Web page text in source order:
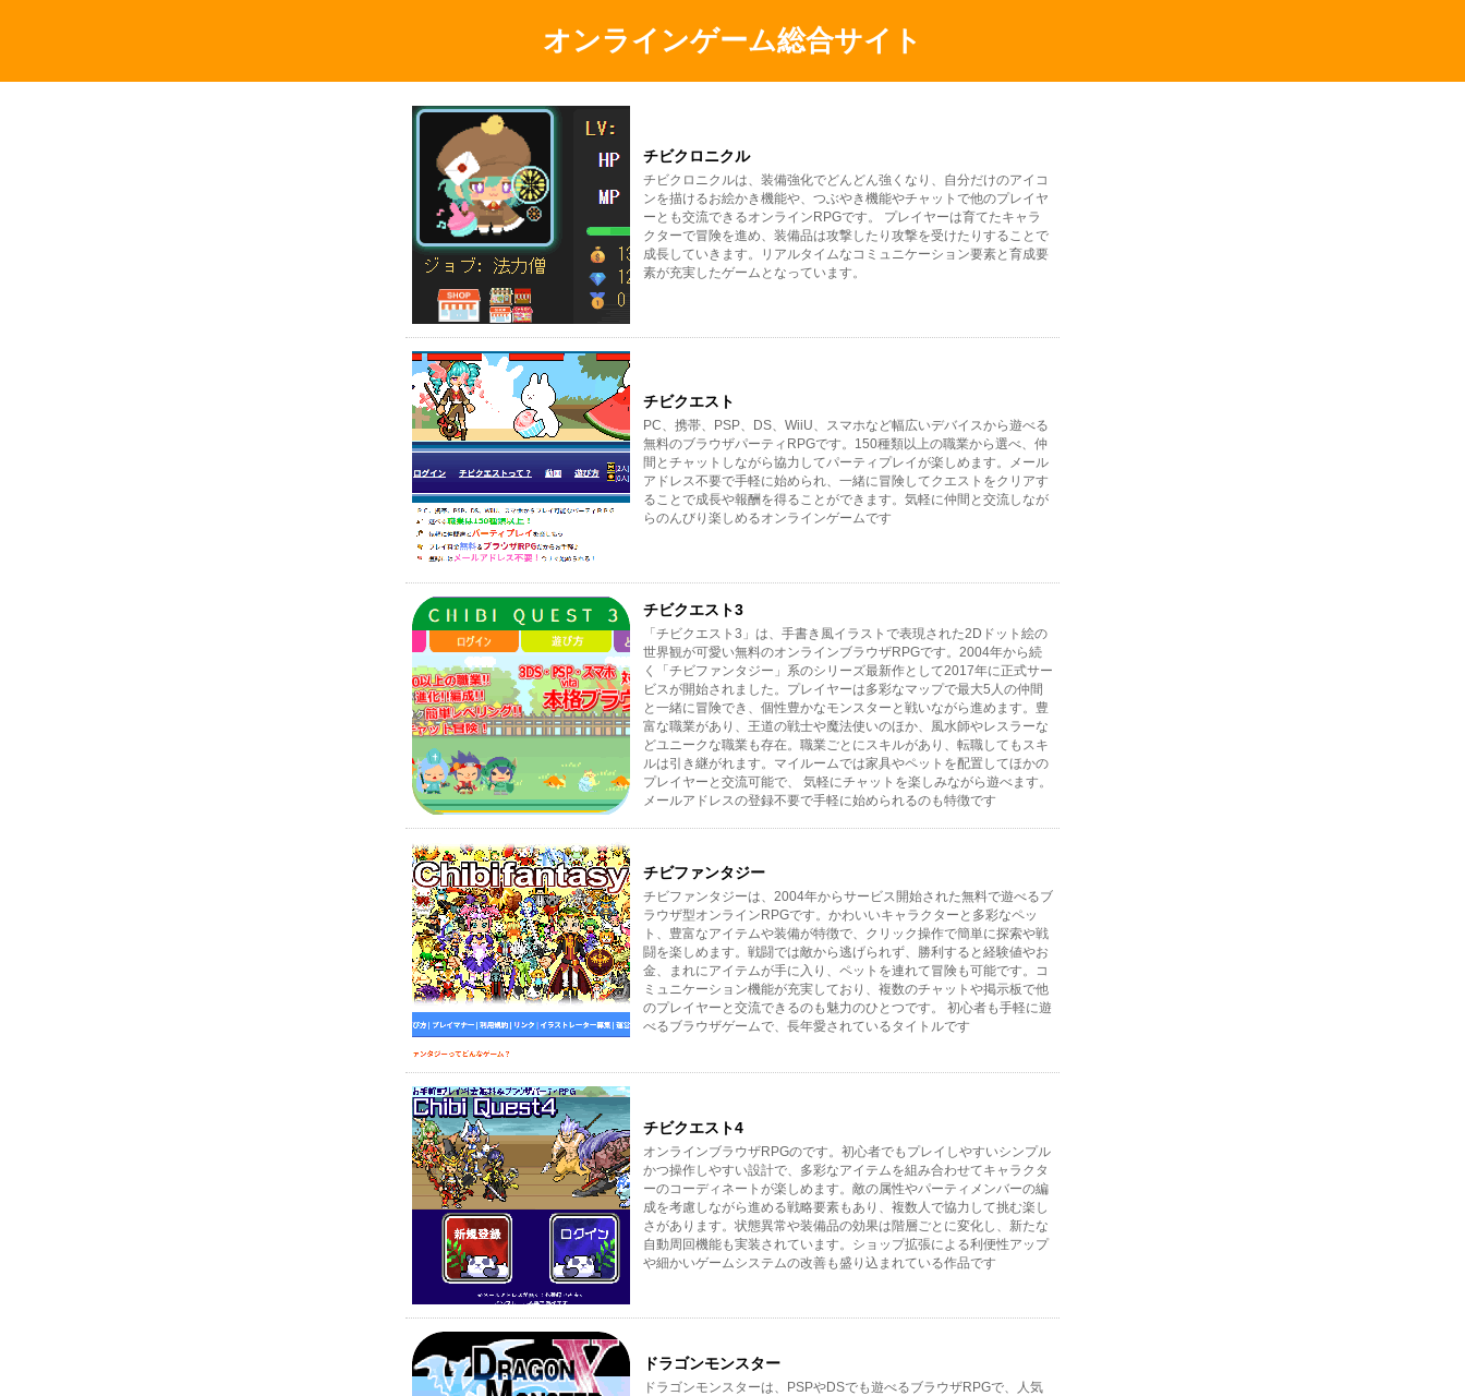
オンラインゲーム総合サイト
チビクロニクル
チビクロニクルは、装備強化でどんどん強くなり、自分だけのアイコ
ンを描けるお絵かき機能や、つぶやき機能やチャットで他のプレイヤ
ーとも交流できるオンラインRPGです。 プレイヤーは育てたキャラ
クターで冒険を進め、装備品は攻撃したり攻撃を受けたりすることで
成長していきます。リアルタイムなコミュニケーション要素と育成要
素が充実したゲームとなっています。
チビクエスト
PC、携帯、PSP、DS、WiiU、スマホなど幅広いデバイスから遊べる
無料のブラウザパーティRPGです。150種類以上の職業から選べ、仲
間とチャットしながら協力してパーティプレイが楽しめます。メール
アドレス不要で手軽に始められ、一緒に冒険してクエストをクリアす
ることで成長や報酬を得ることができます。気軽に仲間と交流しなが
らのんびり楽しめるオンラインゲームです
チビクエスト3
「チビクエスト3」は、手書き風イラストで表現された2Dドット絵の
世界観が可愛い無料のオンラインブラウザRPGです。2004年から続
く「チビファンタジー」系のシリーズ最新作として2017年に正式サー
ビスが開始されました。プレイヤーは多彩なマップで最大5人の仲間
と一緒に冒険でき、個性豊かなモンスターと戦いながら進めます。豊
富な職業があり、王道の戦士や魔法使いのほか、風水師やレスラーな
どユニークな職業も存在。職業ごとにスキルがあり、転職してもスキ
ルは引き継がれます。マイルームでは家具やペットを配置してほかの
プレイヤーと交流可能で、 気軽にチャットを楽しみながら遊べます。
メールアドレスの登録不要で手軽に始められるのも特徴です
チビファンタジー
チビファンタジーは、2004年からサービス開始された無料で遊べるブ
ラウザ型オンラインRPGです。かわいいキャラクターと多彩なペッ
ト、豊富なアイテムや装備が特徴で、クリック操作で簡単に探索や戦
闘を楽しめます。戦闘では敵から逃げられず、勝利すると経験値やお
金、まれにアイテムが手に入り、ペットを連れて冒険も可能です。コ
ミュニケーション機能が充実しており、複数のチャットや掲示板で他
のプレイヤーと交流できるのも魅力のひとつです。 初心者も手軽に遊
べるブラウザゲームで、長年愛されているタイトルです
チビクエスト4
オンラインブラウザRPGのです。初心者でもプレイしやすいシンプル
かつ操作しやすい設計で、多彩なアイテムを組み合わせてキャラクタ
ーのコーディネートが楽しめます。敵の属性やパーティメンバーの編
成を考慮しながら進める戦略要素もあり、複数人で協力して挑む楽し
さがあります。状態異常や装備品の効果は階層ごとに変化し、新たな
自動周回機能も実装されています。ショップ拡張による利便性アップ
や細かいゲームシステムの改善も盛り込まれている作品です
ドラゴンモンスター
ドラゴンモンスターは、PSPやDSでも遊べるブラウザRPGで、人気